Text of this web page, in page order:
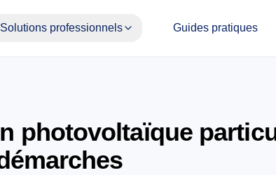
Solutions professionnels Guides pratiques
photovoltaïque